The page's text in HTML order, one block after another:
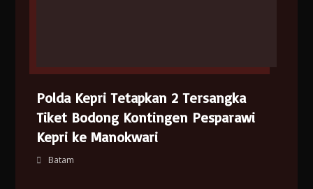
Polda Kepri Tetapkan 2 Tersangka
Tiket Bodong Kontingen Pesparawi
Kepri ke Manokwari
Batam